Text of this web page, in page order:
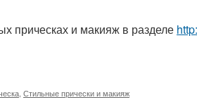
прическах и макияж в разделе
Стильные прически и макияж